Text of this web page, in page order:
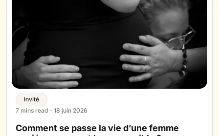
Invité
7 mins read - 18 juin 2026
Comment se passe la vie d’une femme